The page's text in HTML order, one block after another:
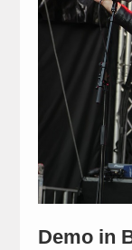
Demo in